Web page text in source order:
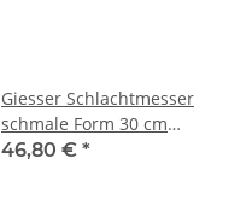
Giesser Schlachtmesser
schmale Form 30 cm
schwarz
46,80 € *